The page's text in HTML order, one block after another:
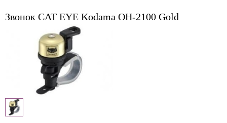
Звонок CAT EYE Kodama OH-2100 Gold